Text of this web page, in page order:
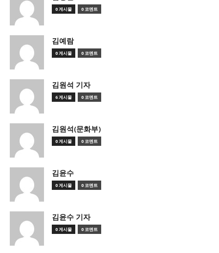
0 게시물 0 코멘트
김예람
0 게시물 0 코멘트
김원석 기자
6 게시물 0 코멘트
김원석(문화부)
0 게시물 0 코멘트
김윤수
0 게시물 0 코멘트
김윤수 기자
0 게시물 0 코멘트